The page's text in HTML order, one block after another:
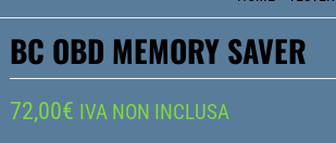
BC OBD MEMORY SAVER
72,00€ IVA NON INCLUSA